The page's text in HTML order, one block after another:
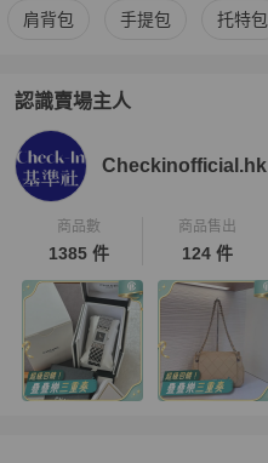
更多LOEWE 女包相似商品推薦
肩背包 手提包 托特包
認識賣場主人
PopChill 拍拍圈嚴選賣家
Checkinofficial.hk
商品數
1385 件
商品售出
124 件